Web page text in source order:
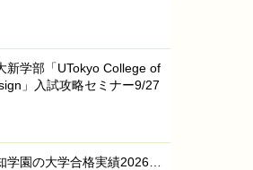
新学部「UTokyo College of
」入試攻略セミナー9/27
学園の大学合格実績2026…